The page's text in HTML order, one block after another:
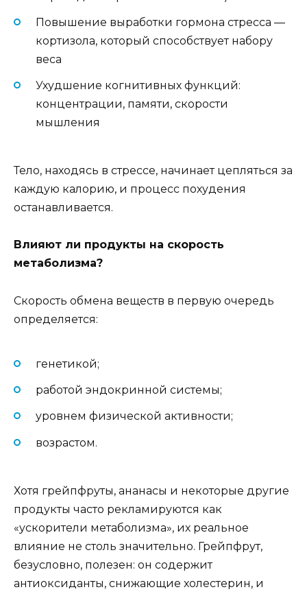
Повышение выработки гормона стресса —
кортизола, который способствует набору
веса
Ухудшение когнитивных функций:
концентрации, памяти, скорости
мышления
Тело, находясь в стрессе, начинает цепляться за
каждую калорию, и процесс похудения
останавливается.
Влияют ли продукты на скорость
метаболизма?
Скорость обмена веществ в первую очередь
определяется:
генетикой;
работой эндокринной системы;
уровнем физической активности;
возрастом.
Хотя грейпфруты, ананасы и некоторые другие
продукты часто рекламируются как
«ускорители метаболизма», их реальное
влияние не столь значительно. Грейпфрут,
безусловно, полезен: он содержит
антиоксиданты, снижающие холестерин, и